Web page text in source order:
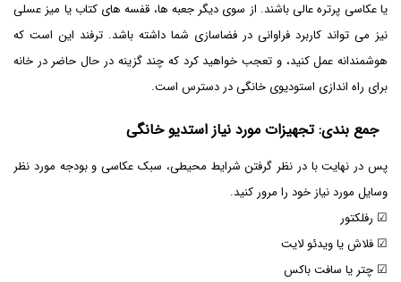
یا عکاسی پرتره عالی باشند. از سوی دیگر جعبه ها، قفسه های کتاب یا میز عسلی
نیز می تواند کاربرد فراوانی در فضاسازی شما داشته باشد. ترفند این است که
هوشمندانه عمل کنید، و تعجب خواهید کرد که چند گزینه در حال حاضر در خانه
برای راه اندازی استودیوی خانگی در دسترس است.
جمع بندی: تجهیزات مورد نیاز استدیو خانگی
پس در نهایت با در نظر گرفتن شرایط محیطی، سبک عکاسی و بودجه مورد نظر
وسایل مورد نیاز خود را مرور کنید.
☑ رفلکتور
☑ فلاش یا ویدئو لایت
☑ چتر یا سافت باکس